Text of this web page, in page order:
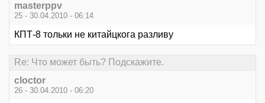
masterppv
25 - 30.04.2010 - 06:14
КПТ-8 тольки не китайцкога разливу
Re: Что может быть? Подскажите.
cloctor
26 - 30.04.2010 - 06:20